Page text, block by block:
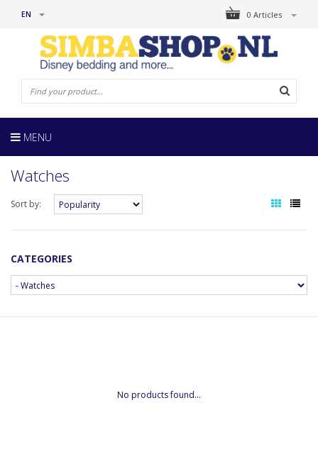
0 Articles
EN
MENU
Watches
Sort by:
CATEGORIES
No products found...